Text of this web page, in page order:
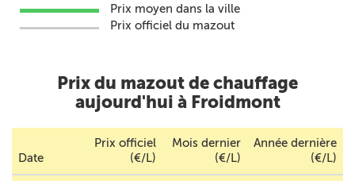
Prix moyen dans la ville
Prix officiel du mazout
Prix du mazout de chauffage
aujourd'hui à Froidmont
Date
Prix officiel
(€/L)
Mois dernier
(€/L)
Année dernière
(€/L)